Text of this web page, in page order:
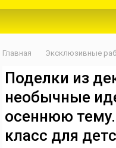
Главная Эксклюзивные
Поделки из
необычные
осеннюю
класс для